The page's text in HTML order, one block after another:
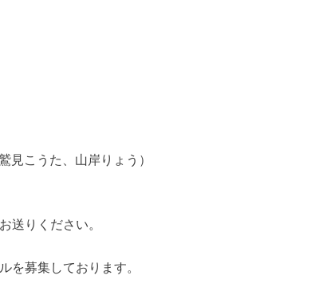
見こうた、山岸りょう）
送りください。
募集しております。